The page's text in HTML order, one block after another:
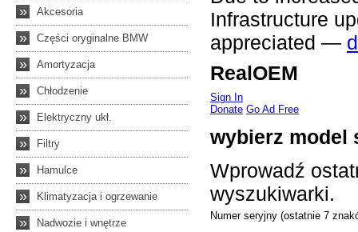
» Akcesoria
» Części oryginalne BMW
» Amortyzacja
» Chłodzenie
» Elektryczny ukł.
» Filtry
» Hamulce
» Klimatyzacja i ogrzewanie
» Nadwozie i wnętrze